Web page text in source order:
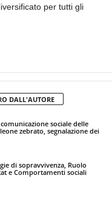
per tutti gli
DALL'AUTORE
sociale delle
zebrato, segnalazione dei
di sopravvivenza, Ruolo
e Comportamenti sociali